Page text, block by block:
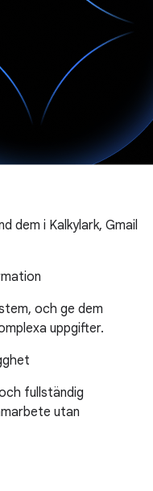
dem i Kalkylark, Gmail
och ge dem
uppgifter.
fullständig
utan